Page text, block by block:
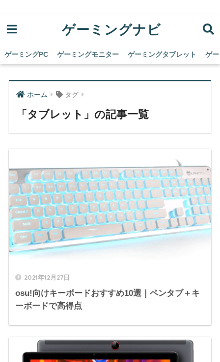
ゲーミングナビ
ゲーミングPC ゲーミングモニター ゲーミングタブレット ゲ
ホーム タグ
「タブレット」の記事一覧
2021年12月27日
osu!向けキーボードおすすめ10選｜ペンタブ＋キ
ーボードで高得点